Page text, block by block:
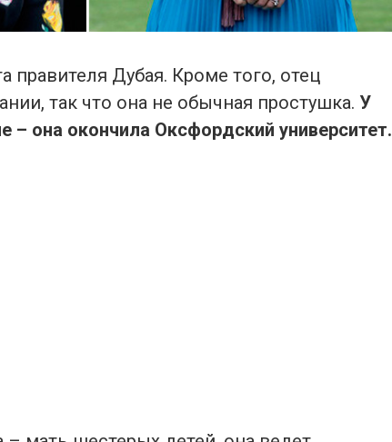
правителя Дубая. Кроме того, отец
так что она не обычная простушка. У
– она окончила Оксфордский университет.